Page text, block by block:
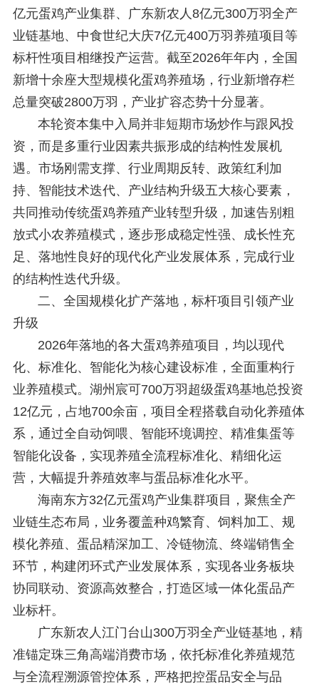
亿元蛋鸡产业集群、广东新农人8亿元300万羽全产
业链基地、中食世纪大庆7亿元400万羽养殖项目等
标杆性项目相继投产运营。截至2026年年内，全国
新增十余座大型规模化蛋鸡养殖场，行业新增存栏
总量突破2800万羽，产业扩容态势十分显著。
本轮资本集中入局并非短期市场炒作与跟风投
资，而是多重行业因素共振形成的结构性发展机
遇。市场刚需支撑、行业周期反转、政策红利加
持、智能技术迭代、产业结构升级五大核心要素，
共同推动传统蛋鸡养殖产业转型升级，加速告别粗
放式小农养殖模式，逐步形成稳定性强、成长性充
足、落地性良好的现代化产业发展体系，完成行业
的结构性迭代升级。
二、全国规模化扩产落地，标杆项目引领产业
升级
2026年落地的各大蛋鸡养殖项目，均以现代
化、标准化、智能化为核心建设标准，全面重构行
业养殖模式。湖州宸可700万羽超级蛋鸡基地总投资
12亿元，占地700余亩，项目全程搭载自动化养殖体
系，通过全自动饲喂、智能环境调控、精准集蛋等
智能化设备，实现养殖全流程标准化、精细化运
营，大幅提升养殖效率与蛋品标准化水平。
海南东方32亿元蛋鸡产业集群项目，聚焦全产
业链生态布局，业务覆盖种鸡繁育、饲料加工、规
模化养殖、蛋品精深加工、冷链物流、终端销售全
环节，构建闭环式产业发展体系，实现各业务板块
协同联动、资源高效整合，打造区域一体化蛋品产
业标杆。
广东新农人江门台山300万羽全产业链基地，精
准锚定珠三角高端消费市场，依托标准化养殖规范
与全流程溯源管控体系，严格把控蛋品安全与品